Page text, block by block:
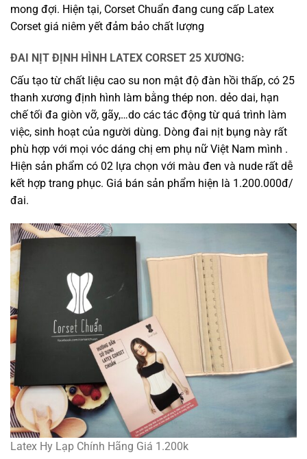
mong đợi. Hiện tại, Corset Chuẩn đang cung cấp Latex
Corset giá niêm yết đảm bảo chất lượng
ĐAI NỊT ĐỊNH HÌNH LATEX CORSET 25 XƯƠNG:
Cấu tạo từ chất liệu cao su non mật độ đàn hồi thấp, có 25
thanh xương định hình làm bằng thép non. dẻo dai, hạn
chế tối đa giòn vỡ, gãy,…do các tác động từ quá trình làm
việc, sinh hoạt của người dùng. Dòng đai nịt bụng này rất
phù hợp với mọi vóc dáng chị em phụ nữ Việt Nam mình .
Hiện sản phẩm có 02 lựa chọn với màu đen và nude rất dễ
kết hợp trang phục. Giá bán sản phẩm hiện là 1.200.000đ/
đai.
Latex Hy Lạp Chính Hãng Giá 1.200k